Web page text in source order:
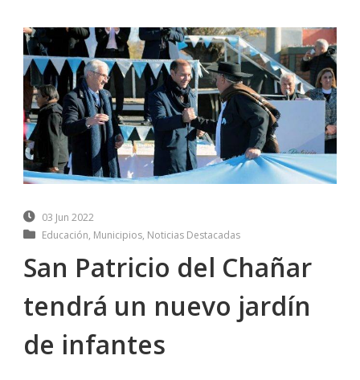
03 Jun 2022
Educación, Municipios, Noticias Destacadas
San Patricio del Chañar
tendrá un nuevo jardín
de infantes